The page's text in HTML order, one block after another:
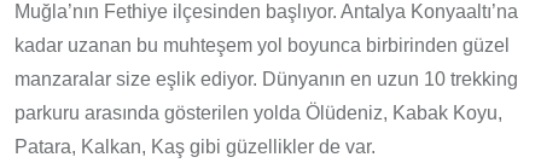
Muğla’nın Fethiye ilçesinden başlıyor. Antalya Konyaaltı’na
kadar uzanan bu muhteşem yol boyunca birbirinden güzel
manzaralar size eşlik ediyor. Dünyanın en uzun 10 trekking
parkuru arasında gösterilen yolda Ölüdeniz, Kabak Koyu,
Patara, Kalkan, Kaş gibi güzellikler de var.